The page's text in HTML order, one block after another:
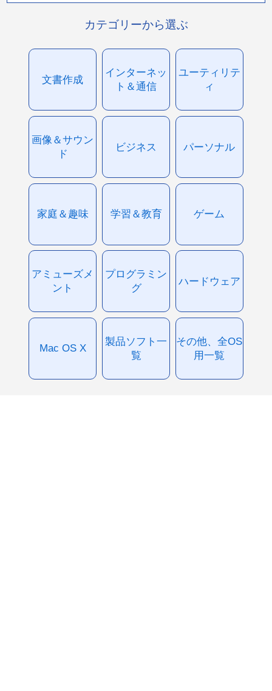
カテゴリーから選ぶ
文書作成
インターネッ
ト＆通信
ユーティリテ
ィ
画像＆サウン
ド
ビジネス パーソナル
家庭＆趣味 学習＆教育 ゲーム
アミューズメ
ント
プログラミン
グ
ハードウェア
Mac OS X
製品ソフト一
覧
その他、全OS
用一覧